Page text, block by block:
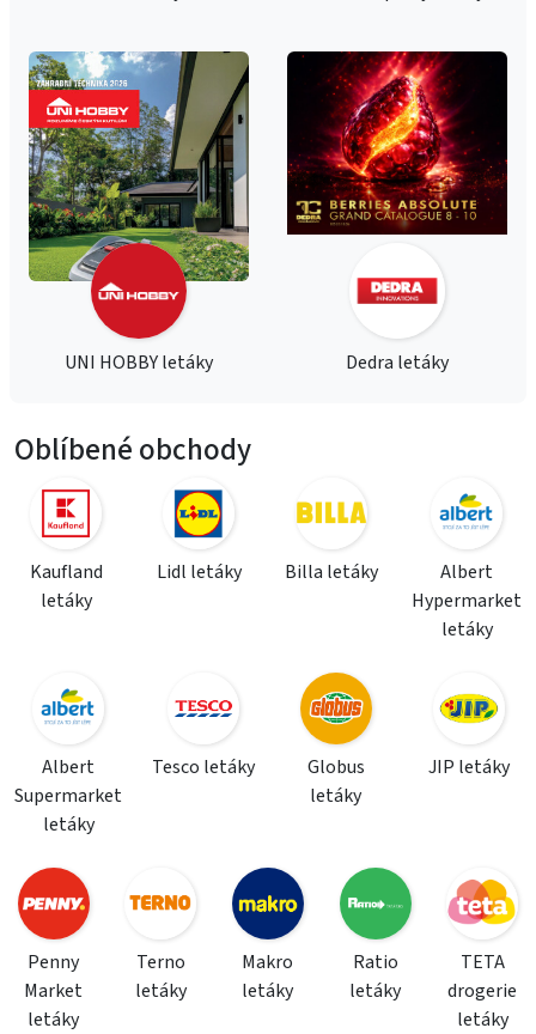
UNI HOBBY letáky Dedra letáky
Oblíbené obchody
Kaufland
letáky
Lidl letáky Billa letáky
Albert
Hypermarket
letáky
Albert
Supermarket
letáky
Tesco letáky
Globus
letáky
JIP letáky
Penny
Market
letáky
Terno
letáky
Makro
letáky
Ratio
letáky
TETA
drogerie
letáky